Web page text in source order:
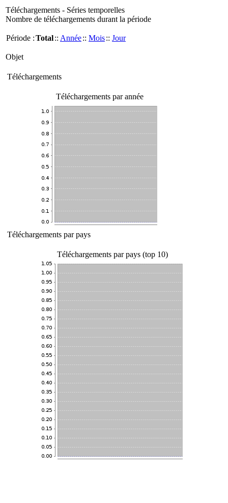
Téléchargements - Séries temporelles
Nombre de téléchargements durant la période
Période :Total:: Année:: Mois:: Jour
Objet
Téléchargements
Téléchargements par année
Téléchargements par pays
Téléchargements par pays (top 10)